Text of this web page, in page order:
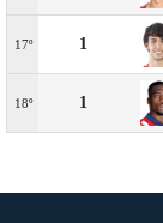
17º 1
18º 1